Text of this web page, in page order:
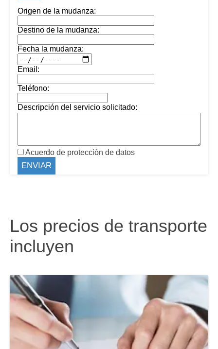
Origen de la mudanza:
Destino de la mudanza:
Fecha la mudanza:
Email:
Teléfono:
Descripción del servicio solicitado:
Acuerdo de protección de datos
Los precios de transporte
incluyen